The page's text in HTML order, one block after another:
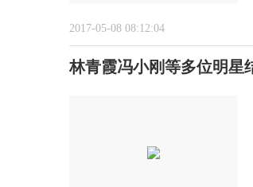
2017-05-08 08:12:04
林青霞冯小刚等多位明星